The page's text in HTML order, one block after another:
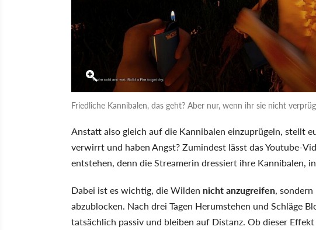
Friedliche Kannibalen, das geht? Aber nur, wenn ihr sie nicht
Anstatt also gleich auf die Kannibalen einzuprügeln, stellt
verwirrt und haben Angst? Zumindest lässt das Youtube-
entstehen, denn die Streamerin dressiert ihre Kannibalen,
Dabei ist es wichtig, die Wilden nicht anzugreifen,
abzublocken. Nach drei Tagen Herumstehen und Schläge
tatsächlich passiv und bleiben auf Distanz. Ob dieser